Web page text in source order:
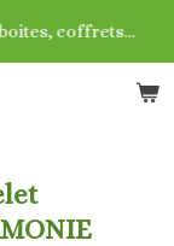
coffrets...